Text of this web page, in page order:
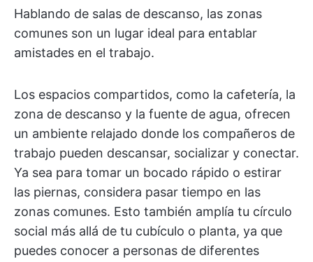
Hablando de salas de descanso, las zonas
comunes son un lugar ideal para entablar
amistades en el trabajo.
Los espacios compartidos, como la cafetería, la
zona de descanso y la fuente de agua, ofrecen
un ambiente relajado donde los compañeros de
trabajo pueden descansar, socializar y conectar.
Ya sea para tomar un bocado rápido o estirar
las piernas, considera pasar tiempo en las
zonas comunes. Esto también amplía tu círculo
social más allá de tu cubículo o planta, ya que
puedes conocer a personas de diferentes